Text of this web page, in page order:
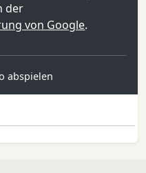
der
von Google.
abspielen